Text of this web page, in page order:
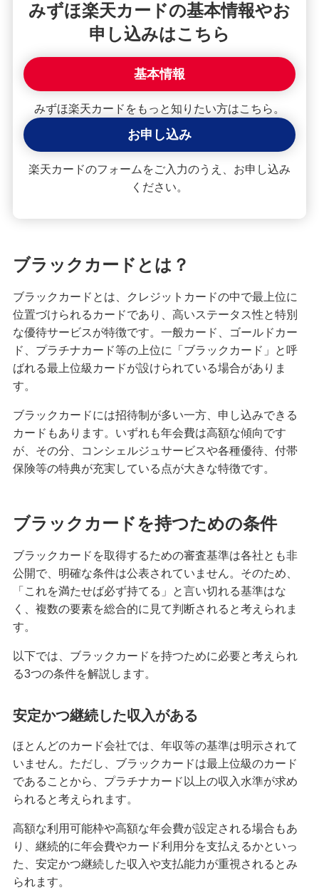
【クレジットカード初心者向け】使い方や使える
場所、ポイントの貯め方を紹介
クレジットカードの住所変更手続を紹介！タイミ
ングや変更しないリスクも解説
クレジットカードで分割払い・あとから分割を利
用する手順は？手数料やメリットも紹介
2枚目のクレジットカードを持つメリット・デメリ
ットは？選び方や使い分けも解説
クレジットカードの請求元を調べる方法！明細書
の見方や覚えのない請求への対応も紹介
クレジットカードは何歳から申し込みが可能？審
査に不安なときの対処法も紹介
クレジットカード署名欄のサインが必要な理由
は？書き方や廃止についても解説
のくらいかかる？注意点も紹介
クレジットカードを紛失した！対応方法や再発行
までの手順を解説
クレジットカード決済にはどんなメリットがあ
る？仕組みや注意点も解説
効率的な貯め方、使い方を解説
クレジットカードの支払方法には何がある？1回払
いや分割払い等の種類を解説
つメリット・デメリット等を解説
クレジットカードのゴールドとは？特徴や発行条
件、保有するメリット、選び方を解説
みずほ楽天カードの基本情報やお
申し込みはこちら
基本情報
みずほ楽天カードをもっと知りたい方はこちら。
お申し込み
楽天カードのフォームをご入力のうえ、お申し込み
ください。
ブラックカードとは？
ブラックカードとは、クレジットカードの中で最上位に
位置づけられるカードであり、高いステータス性と特別
な優待サービスが特徴です。一般カード、ゴールドカー
ド、プラチナカード等の上位に「ブラックカード」と呼
ばれる最上位級カードが設けられている場合がありま
す。
ブラックカードには招待制が多い一方、申し込みできる
カードもあります。いずれも年会費は高額な傾向です
が、その分、コンシェルジュサービスや各種優待、付帯
保険等の特典が充実している点が大きな特徴です。
ブラックカードを持つための条件
ブラックカードを取得するための審査基準は各社とも非
公開で、明確な条件は公表されていません。そのため、
「これを満たせば必ず持てる」と言い切れる基準はな
く、複数の要素を総合的に見て判断されると考えられま
す。
以下では、ブラックカードを持つために必要と考えられ
る3つの条件を解説します。
安定かつ継続した収入がある
ほとんどのカード会社では、年収等の基準は明示されて
いません。ただし、ブラックカードは最上位級のカード
であることから、プラチナカード以上の収入水準が求め
られると考えられます。
高額な利用可能枠や高額な年会費が設定される場合もあ
り、継続的に年会費やカード利用分を支払えるかといっ
た、安定かつ継続した収入や支払能力が重視されるとみ
られます。